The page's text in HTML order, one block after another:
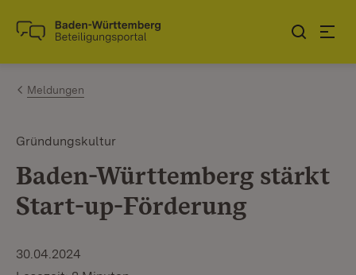
Zum Inhalt springen
Link zur Startseite
Meldungen
Gründungskultur
Baden-Württemberg stärkt
Start-up-Förderung
30.04.2024